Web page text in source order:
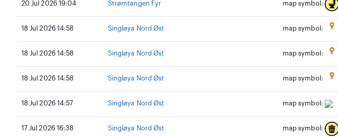
20 Jul 2026 19:04 Strømtangen Fyr map symbol:
18 Jul 2026 14:58 Singløya Nord Øst map symbol:
18 Jul 2026 14:58 Singløya Nord Øst map symbol:
18 Jul 2026 14:58 Singløya Nord Øst map symbol:
18 Jul 2026 14:57 Singløya Nord Øst map symbol:
17 Jul 2026 16:38 Singløya Nord Øst map symbol: